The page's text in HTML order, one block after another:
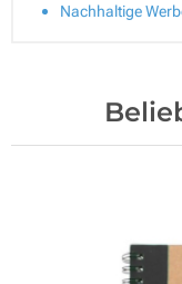
Nachhaltige